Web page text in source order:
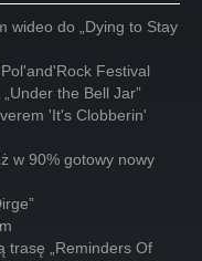
wideo do „Dying to Stay
Festival
the Bell Jar”
'It's Clobberin'
w 90% gotowy nowy
trasę „Reminders Of